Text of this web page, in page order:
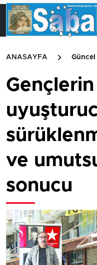
ANASAYFA Güncel
Gençlerin
ve
sonucu